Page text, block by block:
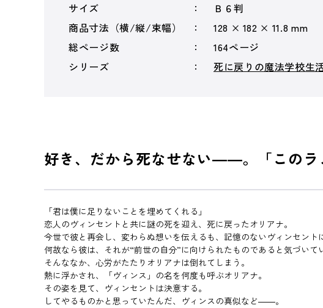
サイズ
Ｂ６判
商品寸法（横/縦/束幅）
128 × 182 × 11.8 mm
総ページ数
164ページ
シリーズ
死に戻りの魔法学校生
好き、だから死なせない――。「この
「君は僕に足りないことを埋めてくれる」
恋人のヴィンセントと共に謎の死を迎え、死に戻ったオリアナ。
今世で彼と再会し、変わらぬ想いを伝えるも、記憶のないヴィンセント
何故なら彼は、それが“前世の自分”に向けられたものであると気づいて
そんななか、心労がたたりオリアナは倒れてしまう。
熱に浮かされ、「ヴィンス」の名を何度も呼ぶオリアナ。
その姿を見て、ヴィンセントは決意する。
してやるものかと思っていたんだ、ヴィンスの真似など――。